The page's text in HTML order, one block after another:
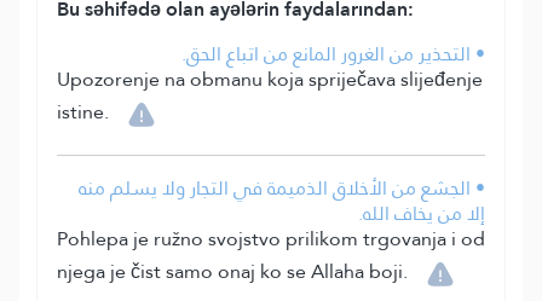
Bu səhifədə olan ayələrin faydalarından:
• التحذير من الغرور المانع من اتباع الحق.
Upozorenje na obmanu koja spriječava slijeđenje
istine.
• الجشع من الأخلاق الذميمة في التجار ولا يسلم منه
إلا من يخاف الله.
Pohlepa je ružno svojstvo prilikom trgovanja i od
njega je čist samo onaj ko se Allaha boji.